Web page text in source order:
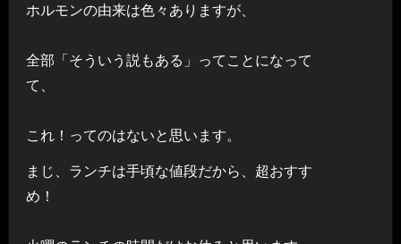
ホルモンの由来は色々ありますが、
全部「そういう説もある」ってことになって
て、
これ！ってのはないと思います。
まじ、ランチは手頃な値段だから、超おすす
め！